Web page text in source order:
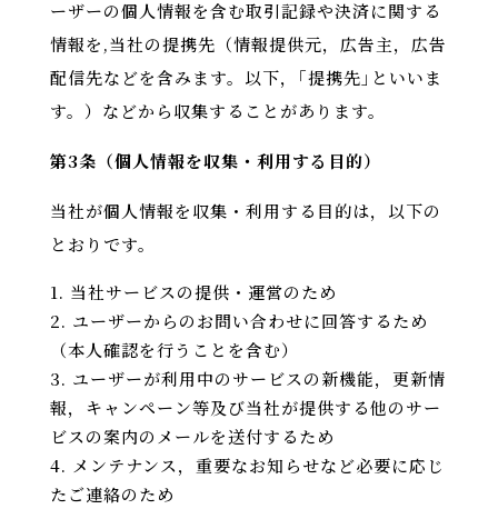
ーザーの個人情報を含む取引記録や決済に関する
情報を,当社の提携先（情報提供元，広告主，広告
配信先などを含みます。以下，｢提携先｣といいま
す。）などから収集することがあります。
第3条（個人情報を収集・利用する目的）
当社が個人情報を収集・利用する目的は，以下の
とおりです。
当社サービスの提供・運営のため
ユーザーからのお問い合わせに回答するため
（本人確認を行うことを含む）
ユーザーが利用中のサービスの新機能，更新情
報，キャンペーン等及び当社が提供する他のサー
ビスの案内のメールを送付するため
メンテナンス，重要なお知らせなど必要に応じ
たご連絡のため